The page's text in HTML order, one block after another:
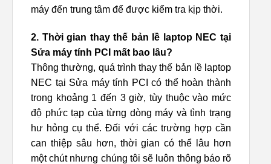
máy đến trung tâm để được kiểm tra kịp thời.
2. Thời gian thay thế bản lề laptop NEC tại
Sửa máy tính PCI mất bao lâu?
Thông thường, quá trình thay thế bản lề laptop
NEC tại Sửa máy tính PCI có thể hoàn thành
trong khoảng 1 đến 3 giờ, tùy thuộc vào mức
độ phức tạp của từng dòng máy và tình trạng
hư hỏng cụ thể. Đối với các trường hợp cần
can thiệp sâu hơn, thời gian có thể lâu hơn
một chút nhưng chúng tôi sẽ luôn thông báo rõ